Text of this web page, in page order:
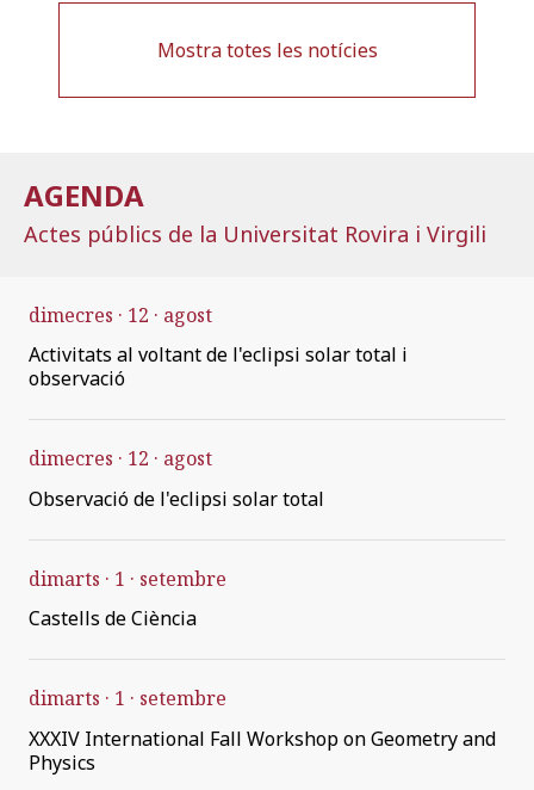
Mostra totes les notícies
AGENDA
Actes públics de la Universitat Rovira i Virgili
dimecres 12
agost
Activitats al voltant de l'eclipsi solar total i
observació
dimecres 12
agost
Observació de l'eclipsi solar total
dimarts 1
setembre
Castells de Ciència
dimarts 1
setembre
XXXIV International Fall Workshop on Geometry and
Physics